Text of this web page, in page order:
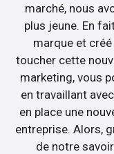
marché, nous
plus jeune. En
marque et
toucher cette
marketing, vous
en travaillant
en place une
entreprise. Alors,
de notre